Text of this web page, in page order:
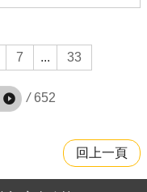
7 ... 33
/ 652
回上一頁